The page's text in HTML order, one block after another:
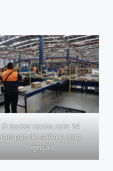
O Sorter conta com 14
rampas de saída e uma
rejeição